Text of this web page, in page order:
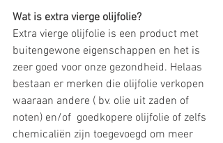
Wat is extra vierge olijfolie?
Extra vierge olijfolie is een product met
buitengewone eigenschappen en het is
zeer goed voor onze gezondheid. Helaas
bestaan er merken die olijfolie verkopen
waaraan andere ( bv. olie uit zaden of
noten) en/of  goedkopere olijfolie of zelfs
chemicaliën zijn toegevoegd om meer